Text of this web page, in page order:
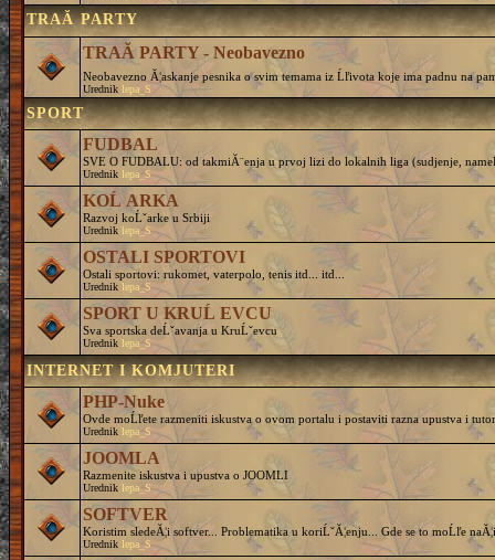
TRAĂ PARTY
TRAĂ PARTY - Neobavezno
Neobavezno Ă¦askanje pesnika o svim temama iz Ĺľivota koje ima padnu na
Urednik lepa_S
SPORT
FUDBAL
SVE O FUDBALU: od takmiĂ¨enja u prvoj lizi do lokalnih liga (sudjenje,
Urednik lepa_S
KOĹ ARKA
Razvoj koĹˇarke u Srbiji
Urednik lepa_S
OSTALI SPORTOVI
Ostali sportovi: rukomet, vaterpolo, tenis itd... itd...
Urednik lepa_S
SPORT U KRUĹ EVCU
Sva sportska deĹˇavanja u KruĹˇevcu
Urednik lepa_S
INTERNET I KOMJUTERI
PHP-Nuke
Ovde moĹľete razmeniti iskustva o ovom portalu i postaviti razna upustva i
Urednik lepa_S
JOOMLA
Razmenite iskustva i upustva o JOOMLI
Urednik lepa_S
SOFTVER
Koristim sledeĂ¦i softver... Problematika u koriĹˇĂ¦enju... Gde se to moĹľe
Urednik lepa_S